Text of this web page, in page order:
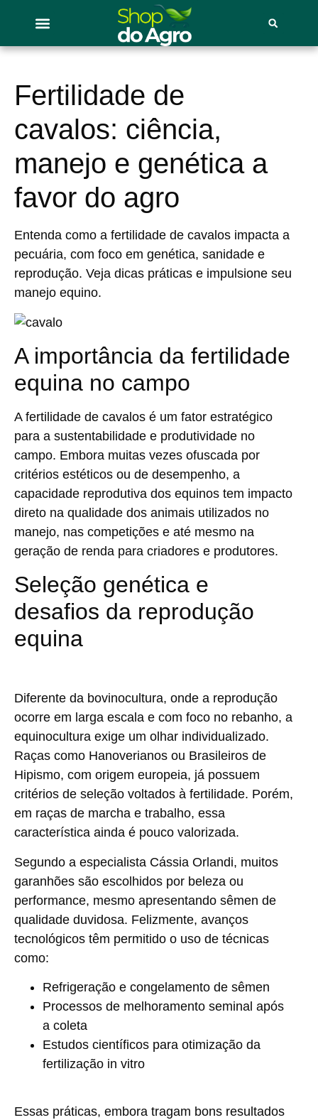
Fertilidade de
cavalos: ciência,
manejo e genética a
favor do agro
Entenda como a fertilidade de cavalos impacta a
pecuária, com foco em genética, sanidade e
reprodução. Veja dicas práticas e impulsione seu
manejo equino.
A importância da fertilidade
equina no campo
A fertilidade de cavalos é um fator estratégico
para a sustentabilidade e produtividade no
campo. Embora muitas vezes ofuscada por
critérios estéticos ou de desempenho, a
capacidade reprodutiva dos equinos tem impacto
direto na qualidade dos animais utilizados no
manejo, nas competições e até mesmo na
geração de renda para criadores e produtores.
Seleção genética e
desafios da reprodução
equina
Diferente da bovinocultura, onde a reprodução
ocorre em larga escala e com foco no rebanho, a
equinocultura exige um olhar individualizado.
Raças como Hanoverianos ou Brasileiros de
Hipismo, com origem europeia, já possuem
critérios de seleção voltados à fertilidade. Porém,
em raças de marcha e trabalho, essa
característica ainda é pouco valorizada.
Segundo a especialista Cássia Orlandi, muitos
garanhões são escolhidos por beleza ou
performance, mesmo apresentando sêmen de
qualidade duvidosa. Felizmente, avanços
tecnológicos têm permitido o uso de técnicas
como:
Refrigeração e congelamento de sêmen
Processos de melhoramento seminal após
a coleta
Estudos científicos para otimização da
fertilização in vitro
Essas práticas, embora tragam bons resultados